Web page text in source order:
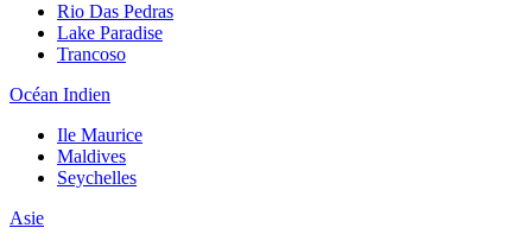
Rio Das Pedras
Lake Paradise
Trancoso
Océan Indien
Ile Maurice
Maldives
Seychelles
Asie